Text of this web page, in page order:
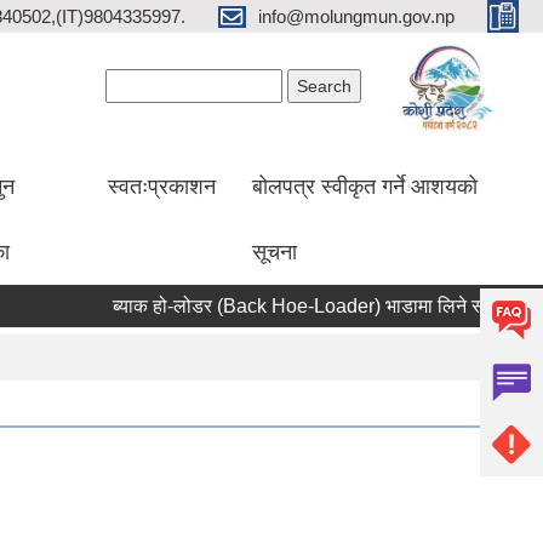
info@molungmun.gov.np
स्वतःप्रकाशन बोलपत्र स्वीकृत गर्ने आशयको
सूचना
ब्याक हो-लोडर (Back Hoe-Loader) भाडामा लिने सम्बन्धी सूचना